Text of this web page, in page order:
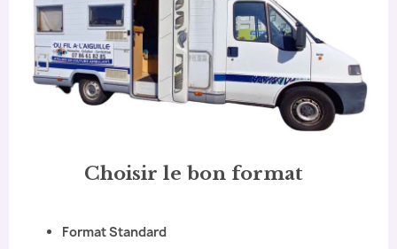
Choisir le bon format
Format Standard